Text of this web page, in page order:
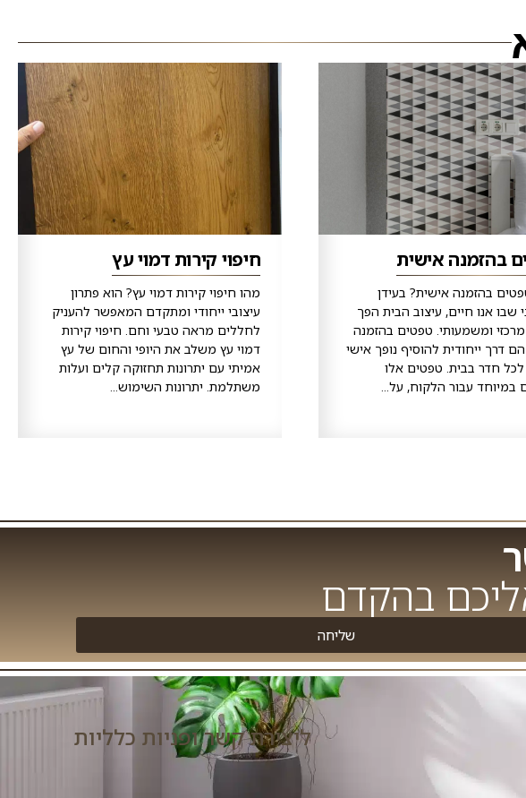
בהזמנה אישית
בהזמנה אישית? בעידן
שבו אנו חיים, עיצוב הבית הפך
ומשמעותי. טפטים בהזמנה
דרך ייחודית להוסיף נופך אישי
לכל חדר בבית. טפטים אלו
במיוחד עבור הלקוח, על...
חיפוי קירות דמוי עץ
מהו חיפוי קירות דמוי עץ? הוא פתרון
עיצובי ייחודי ומתקדם המאפשר להעניק
לחללים מראה טבעי וחם. חיפוי קירות
דמוי עץ משלב את היופי והחום של עץ
אמיתי עם יתרונות תחזוקה קלים ועלות
משתלמת. יתרונות השימוש...
בהקדם
שליחה
ליצירת קשר ופניות כלליות